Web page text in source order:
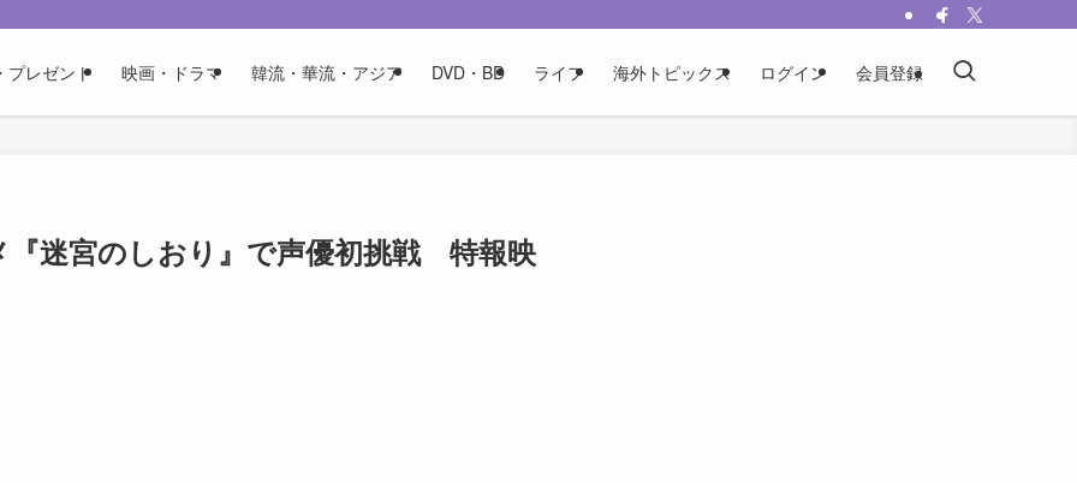
プレゼント 映画・ドラマ 韓流・華流・アジア DVD・BD ライフ 海外トピックス ログイン 会員登録
迷宮のしおり』で声優初挑戦 特報映